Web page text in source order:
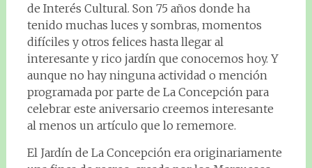
de Interés Cultural. Son 75 años donde ha
tenido muchas luces y sombras, momentos
difíciles y otros felices hasta llegar al
interesante y rico jardín que conocemos hoy. Y
aunque no hay ninguna actividad o mención
programada por parte de La Concepción para
celebrar este aniversario creemos interesante
al menos un artículo que lo rememore.
El Jardín de La Concepción era originariamente